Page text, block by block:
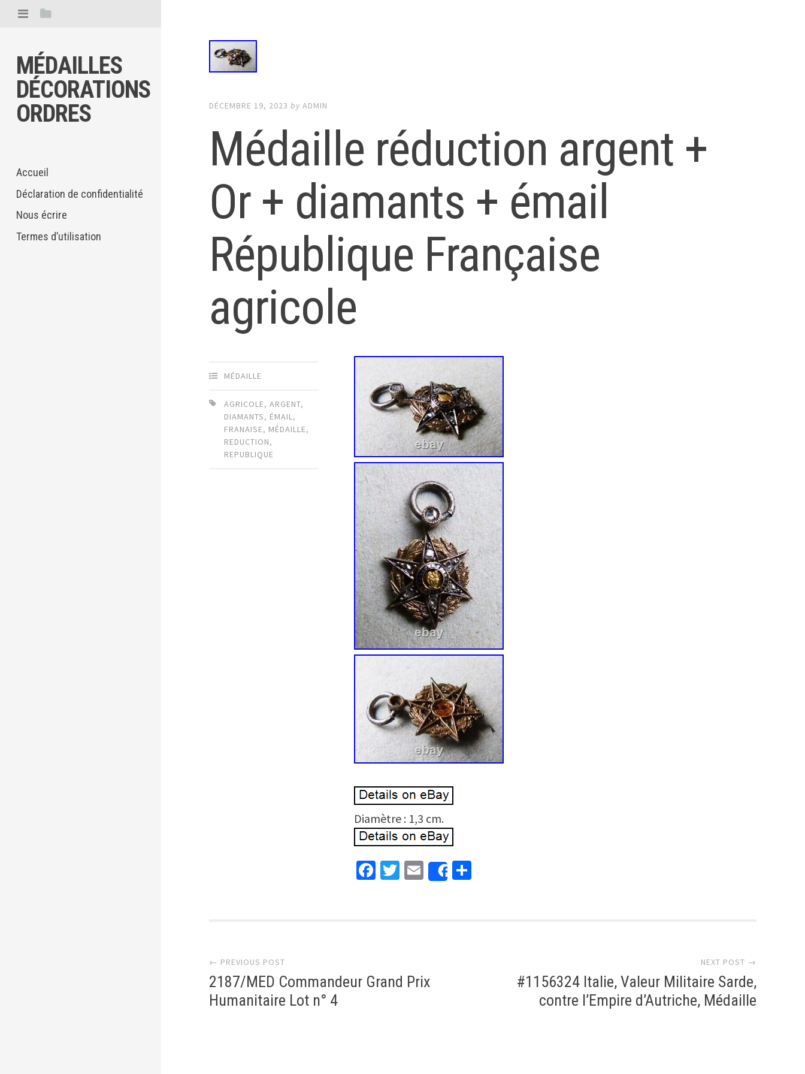
MÉDAILLES
DÉCORATIONS
ORDRES
Accueil
Déclaration de confidentialité
Nous écrire
Termes d’utilisation
DÉCEMBRE 19, 2023 byADMIN
Médaille réduction argent +
Or + diamants + émail
République Française
agricole
MÉDAILLE
AGRICOLE,ARGENT,
DIAMANTS, ÉMAIL,
FRANAISE, MÉDAILLE,
REDUCTION,
REPUBLIQUE
Diamètre : 1,3 cm.
Facebook
Twitter
EmailShare
← PREVIOUS POST
2187/MED Commandeur Grand Prix
Humanitaire Lot n° 4
NEXT POST →
#1156324 Italie, Valeur Militaire Sarde,
contre l’Empire d’Autriche, Médaille